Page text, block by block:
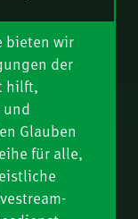
|
|
|
|
|
|
|
bieten wir
der
hilft,
und
Glauben
für alle,